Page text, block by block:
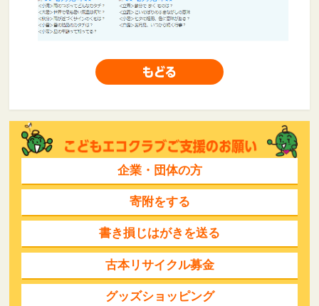
企業・団体の方
寄附をする
書き損じはがきを送る
古本リサイクル募金
グッズショッピング